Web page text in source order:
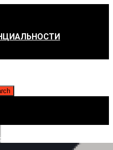
И ГАДЖЕТЫ